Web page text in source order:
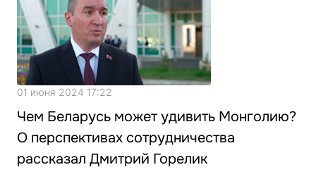
01 июня 2024 17:22
Чем Беларусь может удивить Монголию?
О перспективах сотрудничества
рассказал Дмитрий Горелик